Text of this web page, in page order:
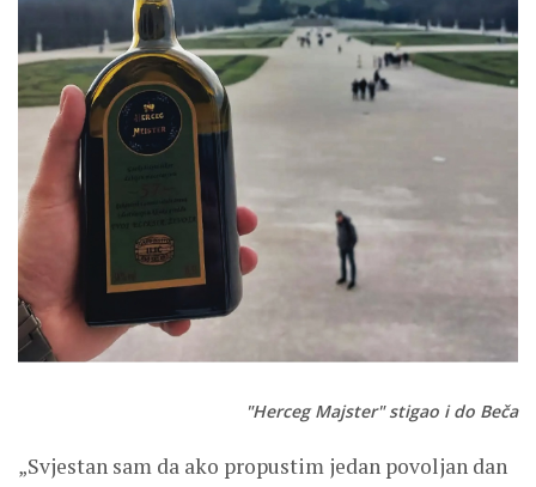
"Herceg Majster" stigao i do Beča
„Svjestan sam da ako propustim jedan povoljan dan